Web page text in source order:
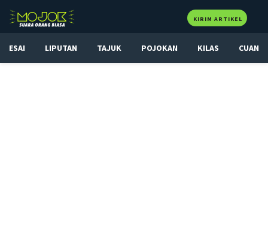
KIRIM ARTIKEL
ESAI LIPUTAN TAJUK POJOKAN KILAS CUAN